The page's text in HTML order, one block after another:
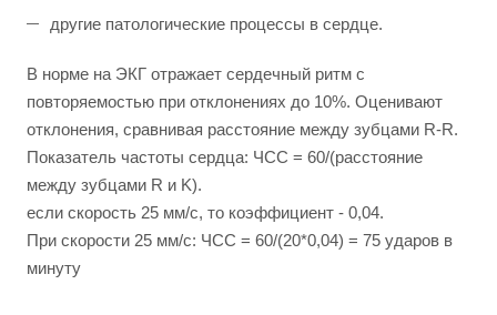
другие патологические процессы в сердце.
В норме на ЭКГ отражает сердечный ритм с
повторяемостью при отклонениях до 10%. Оценивают
отклонения, сравнивая расстояние между зубцами R-R.
Показатель частоты сердца: ЧСС = 60/(расстояние
между зубцами R и K).
если скорость 25 мм/c, то коэффициент - 0,04.
При скорости 25 мм/c: ЧСС = 60/(20*0,04) = 75 ударов в
минуту